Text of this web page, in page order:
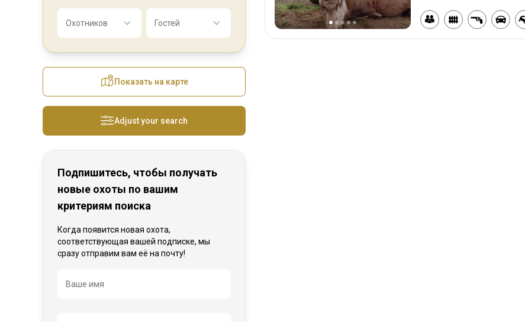
Охотников Гостей
Показать на карте
Adjust your search
Подпишитесь, чтобы получать
новые охоты по вашим
критериям поиска
Когда появится новая охота,
соответствующая вашей подписке, мы
сразу отправим вам её на почту!
Название
Ваше имя